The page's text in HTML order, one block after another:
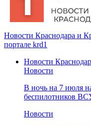
Новости Краснодара и
портале krd1
Новости
Новости
В ночь на 7 июля
беспилотников
Новости